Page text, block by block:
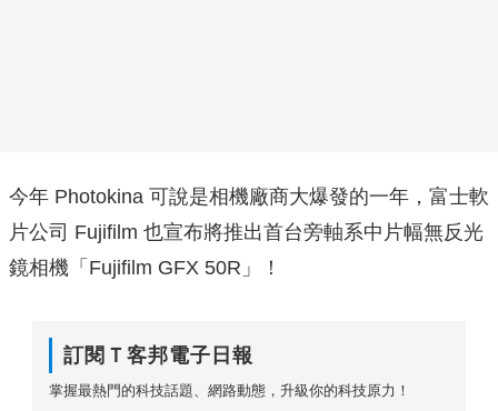
今年 Photokina 可說是相機廠商大爆發的一年，富士軟
片公司 Fujifilm 也宣布將推出首台旁軸系中片幅無反光
鏡相機「Fujifilm GFX 50R」！
訂閱Ｔ客邦電子日報
掌握最熱門的科技話題、網路動態，升級你的科技原力！